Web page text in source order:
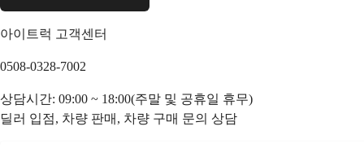
아이트럭 고객센터
0508-0328-7002
상담시간: 09:00 ~ 18:00(주말 및 공휴일 휴무)
딜러 입점, 차량 판매, 차량 구매 문의 상담